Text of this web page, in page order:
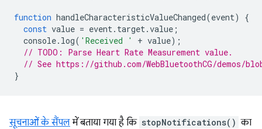
function handleCharacteristicValueChanged(event)
{
const value = event. target.value ;
console. log( 'Received ' + value);
// TODO: Parse Heart Rate Measurement value.
// See https://github.com/WebBluetoothCG/demos/
}
सूचनाओं के सैंपलमें बताया गया है कि stopNotifications() का